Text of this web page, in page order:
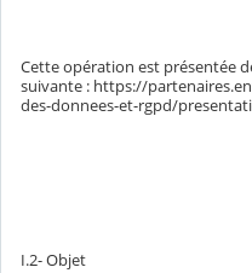
Cette opération est présentée
suivante : https://
des-donnees-et-rgpd/
I.2- Objet